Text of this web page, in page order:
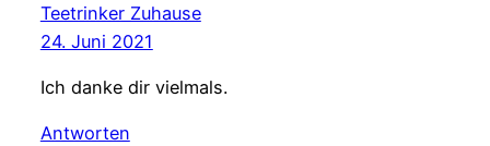
Teetrinker Zuhause
24. Juni 2021
Ich danke dir vielmals.
Antworten